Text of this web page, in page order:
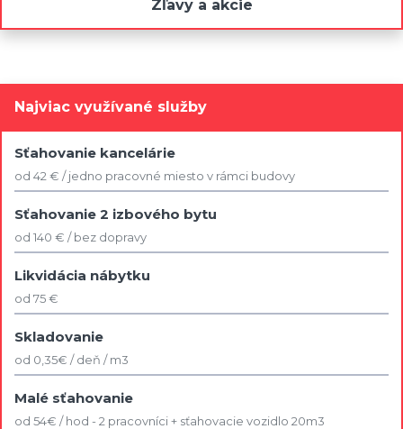
Zľavy a akcie
Najviac využívané služby
Sťahovanie kancelárie
od 42 € / jedno pracovné miesto v rámci budovy
Sťahovanie 2 izbového bytu
od 140 € / bez dopravy
Likvidácia nábytku
od 75 €
Skladovanie
od 0,35€ / deň / m3
Malé sťahovanie
od 54€ / hod - 2 pracovníci + sťahovacie vozidlo 20m3